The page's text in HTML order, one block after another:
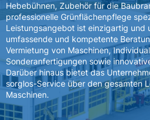
Hebebühnen, Zubehör für die
professionelle Grünflächenpflege
Leistungsangebot ist einzigartig und
umfassende und kompetente
Vermietung von Maschinen,
Sonderanfertigungen sowie
Darüber hinaus bietet das
sorglos-Service über den gesamten
Maschinen.